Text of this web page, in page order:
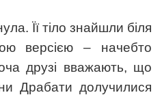
Її тіло знайшли біля
версією – начебто
друзі вважають, що
Драбати долучилися